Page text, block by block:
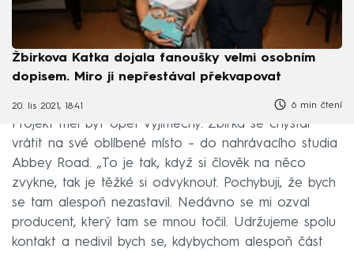
Žbirkova Katka dojala fanoušky velmi osobním
dopisem. Miro ji nepřestával překvapovat
20. lis 2021, 18:41 6 min čtení
Projekt měl být opět výjimečný. Žbirka se chystal
vrátit na své oblíbené místo – do nahrávacího studia
Abbey Road. „To je tak, když si člověk na něco
zvykne, tak je těžké si odvyknout. Pochybuji, že bych
se tam alespoň nezastavil. Nedávno se mi ozval
producent, který tam se mnou točil. Udržujeme spolu
kontakt a nedivil bych se, kdybychom alespoň část